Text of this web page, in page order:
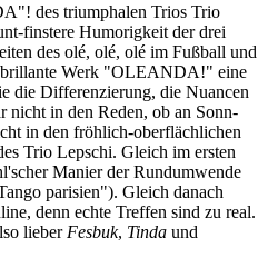
des triumphalen Trios Trio
finstere Humorigkeit der drei
des olé, olé, olé im Fußball und
brillante Werk "OLEANDA!" eine
die Differenzierung, die Nuancen
nicht in den Reden, ob an Sonn-
in den fröhlich-oberflächlichen
Trio Lepschi. Gleich im ersten
Manier der Rundumwende
parisien"). Gleich danach
denn echte Treffen sind zu real.
lieber Fesbuk, Tinda und